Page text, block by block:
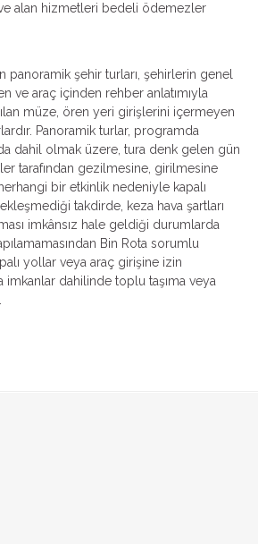
alan hizmetleri bedeli ödemezler
panoramik şehir turları, şehirlerin genel
ve araç içinden rehber anlatımıyla
müze, ören yeri girişlerini içermeyen
Panoramik turlar, programda
dahil olmak üzere, tura denk gelen gün
tarafından gezilmesine, girilmesine
bir etkinlik nedeniyle kapalı
takdirde, keza hava şartları
imkânsız hale geldiği durumlarda
Bin Rota sorumlu
yollar veya araç girişine izin
dahilinde toplu taşıma veya